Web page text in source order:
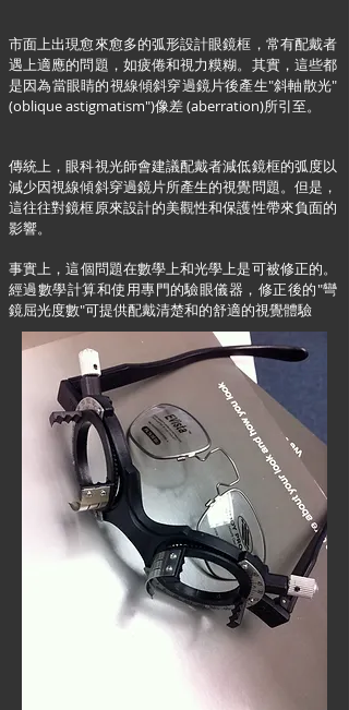
市面上出現愈來愈多的弧形設計眼鏡框，常有配戴者
遇上適應的問題，如疲倦和視力糢糊。其實，這些都
是因為當眼睛的視線傾斜穿過鏡片後產生"斜軸散光"
(oblique astigmatism")像差 (aberration)所引至。
傳統上，眼科視光師會建議配戴者減低鏡框的弧度以
減少因視線傾斜穿過鏡片所產生的視覺問題。但是，
這往往對鏡框原來設計的美觀性和保護性帶來負面的
影響。
​事實上，這個問題在數學上和光學上是可被修正的。
經過數學計算和使用專門的驗眼儀器，修正後的"彎
鏡屈光度數"可提供配戴清楚和的舒適的視覺體驗